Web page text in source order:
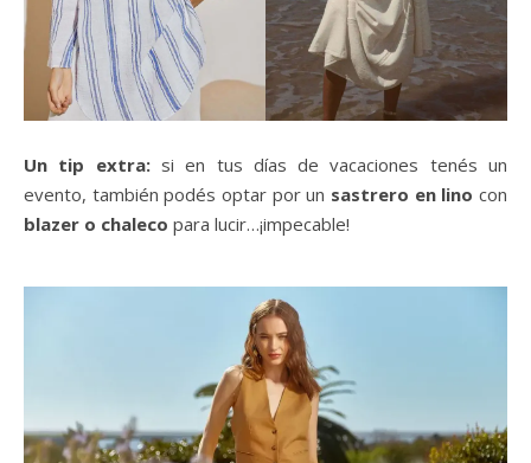
Un tip extra:si en tus días de vacaciones tenés un
evento, también podés optar por un sastrero en linocon
blazer o chaleco para lucir…¡impecable!